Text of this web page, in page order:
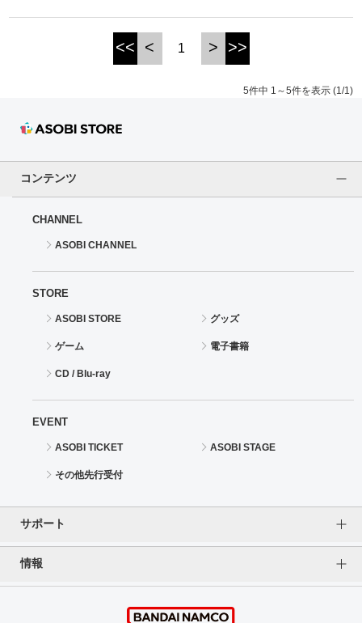
<< < 1 > >>
5件中 1～5件を表示 (1/1)
コンテンツ
CHANNEL
ASOBI CHANNEL
STORE
ASOBI STORE グッズ
ゲーム 電子書籍
CD / Blu-ray
EVENT
ASOBI TICKET ASOBI STAGE
その他先行受付
サポート
情報
個人情報保護方針